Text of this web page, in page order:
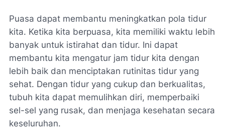
Puasa dapat membantu meningkatkan pola tidur
kita. Ketika kita berpuasa, kita memiliki waktu lebih
banyak untuk istirahat dan tidur. Ini dapat
membantu kita mengatur jam tidur kita dengan
lebih baik dan menciptakan rutinitas tidur yang
sehat. Dengan tidur yang cukup dan berkualitas,
tubuh kita dapat memulihkan diri, memperbaiki
sel-sel yang rusak, dan menjaga kesehatan secara
keseluruhan.